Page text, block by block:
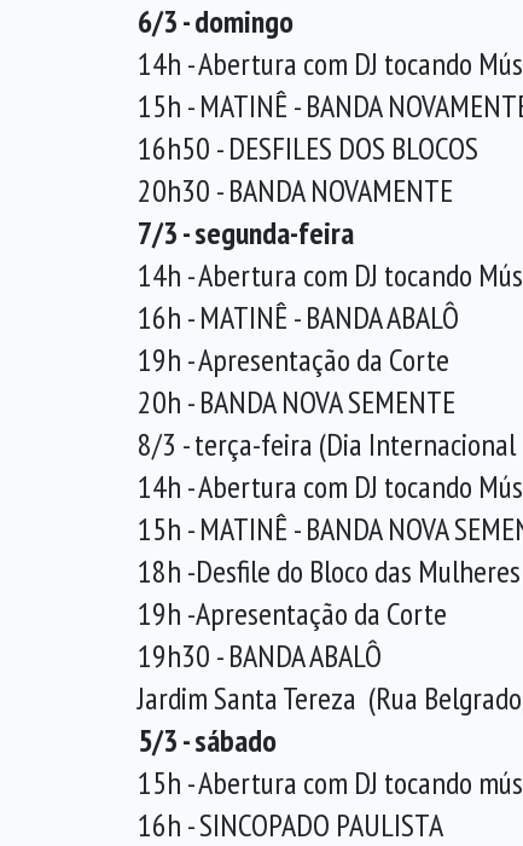
6/3 - domingo
14h - Abertura com DJ tocando
15h - MATINÊ - BANDA
16h50 - DESFILES DOS BLOCOS
20h30 - BANDA NOVAMENTE
7/3 - segunda-feira
14h - Abertura com DJ tocando
16h - MATINÊ - BANDA ABALÔ
19h - Apresentação da Corte
20h - BANDA NOVA SEMENTE
8/3 - terça-feira (Dia
14h - Abertura com DJ tocando
15h - MATINÊ - BANDA NOVA
18h -Desfile do Bloco das Mulheres
19h -Apresentação da Corte
19h30 - BANDA ABALÔ
Jardim Santa Tereza (Rua
5/3 - sábado
15h - Abertura com DJ tocando
16h - SINCOPADO PAULISTA